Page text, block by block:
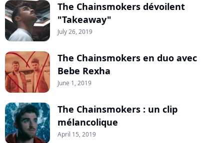
The Chainsmokers dévoilent
"Takeaway"
July 26, 2019
The Chainsmokers en duo avec
Bebe Rexha
June 1, 2019
The Chainsmokers : un clip
mélancolique
April 15, 2019